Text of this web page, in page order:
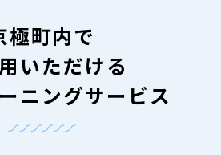
極町内で
いただける
ニングサービス